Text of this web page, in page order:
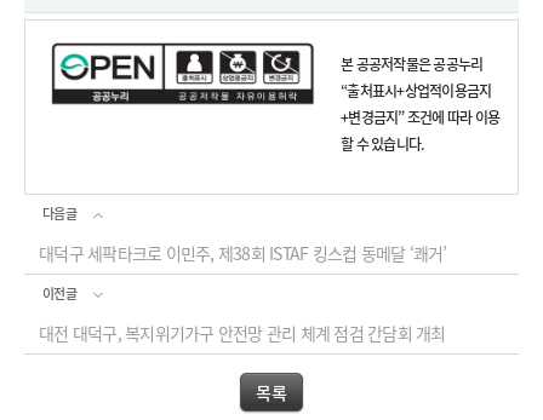
본 공공저작물은 공공누리
“출처표시+상업적이용금지
+변경금지” 조건에 따라 이용
할 수 있습니다.
다음글
대덕구 세팍타크로 이민주, 제38회 ISTAF 킹스컵 동메달 ‘쾌거’
이전글
대전 대덕구, 복지위기가구 안전망 관리 체계 점검 간담회 개최
목록